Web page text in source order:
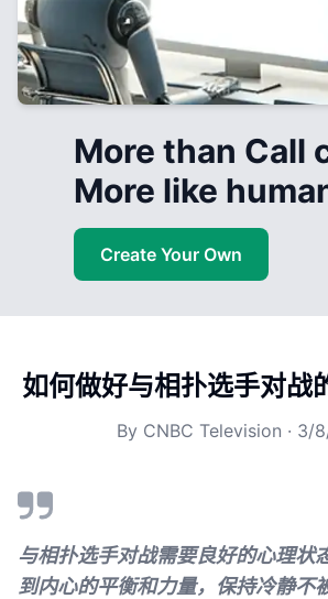
More than Call
More like
Create Your Own
如何做好与相扑选手对战
By CNBC Television · 3/
与相扑选手对战需要良好的心理状
到内心的平衡和力量，保持冷静不